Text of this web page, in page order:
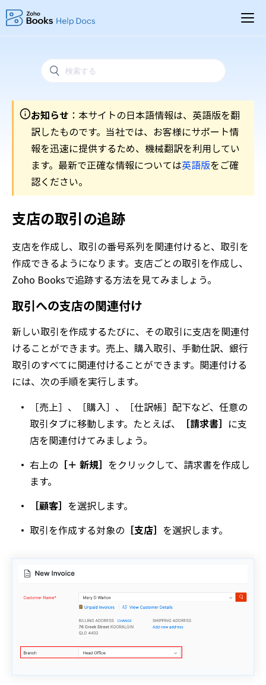
お知らせ ：本サイトの日本語情報は、英語版を翻
訳したものです。当社では、お客様にサポート情
報を迅速に提供するため、機械翻訳を利用してい
ます。最新で正確な情報については英語版をご確
認ください。
支店の取引の追跡
支店を作成し、取引の番号系列を関連付けると、取引を
作成できるようになります。支店ごとの取引を作成し、
Zoho Booksで追跡する方法を見てみましょう。
取引への支店の関連付け
新しい取引を作成するたびに、その取引に支店を関連付
けることができます。売上、購入取引、手動仕訳、銀行
取引のすべてに関連付けることができます。関連付ける
には、次の手順を実行します。
［売上］ 、 ［購入］ 、 ［仕訳帳］ 配下など、任意の
取引タブに移動します。たとえば、
［請求書］ に支
店を関連付けてみましょう。
右上の ［＋ 新規］ をクリックして、請求書を作成し
ます。
［顧客］ を選択します。
取引を作成する対象の ［支店］ を選択します。